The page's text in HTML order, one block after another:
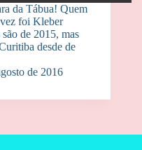
da Tábua! Quem
vez foi Kleber
de 2015, mas
desde de
de 2016